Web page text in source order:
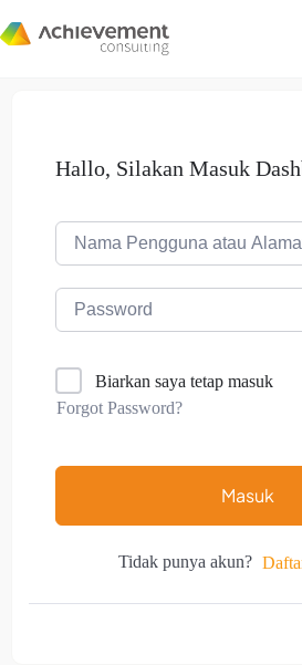
Hallo, Silakan Masuk
Biarkan saya tetap masuk
Forgot Password?
Masuk
Tidak punya akun?